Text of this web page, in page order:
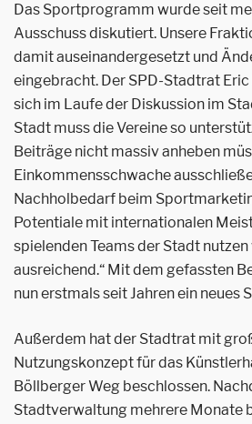
Das Sportprogramm wurde seit
Ausschuss diskutiert. Unsere
damit auseinandergesetzt und
eingebracht. Der SPD-Stadtrat
sich im Laufe der Diskussion im
Stadt muss die Vereine so
Beiträge nicht massiv anheben
Einkommensschwache
Nachholbedarf beim
Potentiale mit internationalen
spielenden Teams der Stadt
ausreichend.“ Mit dem gefassten
nun erstmals seit Jahren ein neues
Außerdem hat der Stadtrat mit
Nutzungskonzept für das
Böllberger Weg beschlossen.
Stadtverwaltung mehrere Monate